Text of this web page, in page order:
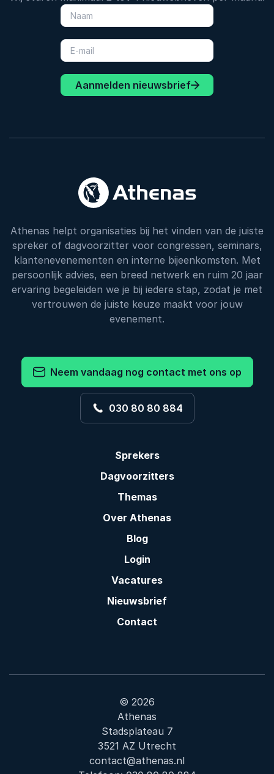
Aanmelden nieuwsbrief
Athenas helpt organisaties bij het vinden van de juiste
spreker of dagvoorzitter voor congressen, seminars,
klantenevenementen en interne bijeenkomsten. Met
persoonlijk advies, een breed netwerk en ruim 20 jaar
ervaring begeleiden we je bij iedere stap, zodat je met
vertrouwen de juiste keuze maakt voor jouw
evenement.
Neem vandaag nog contact met ons op
030 80 80 884
Sprekers
Dagvoorzitters
Themas
Over Athenas
Blog
Login
Vacatures
Nieuwsbrief
Contact
© 2026
Athenas
Stadsplateau 7
3521 AZ Utrecht
contact@athenas.nl